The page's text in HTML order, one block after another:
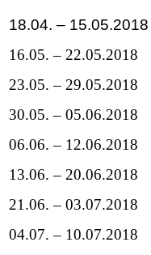
18.04. – 15.05.2018
16.05. – 22.05.2018
23.05. – 29.05.2018
30.05. – 05.06.2018
06.06. – 12.06.2018
13.06. – 20.06.2018
21.06. – 03.07.2018
04.07. – 10.07.2018